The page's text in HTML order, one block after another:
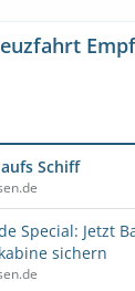
Schiff
Special: Jetzt
sichern